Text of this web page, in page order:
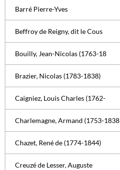
Barré Pierre-Yves
Beffroy de Reigny, dit le Cous
Bouilly, Jean-Nicolas (1763-18
Brazier, Nicolas (1783-1838)
Caigniez, Louis Charles (1762-
Charlemagne, Armand (1753-1838
Chazet, René de (1774-1844)
Creuzé de Lesser, Auguste